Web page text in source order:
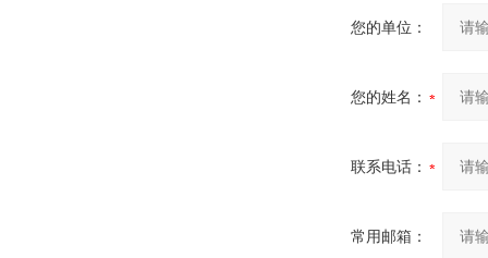
您的单位：
您的姓名：
联系电话：
常用邮箱：